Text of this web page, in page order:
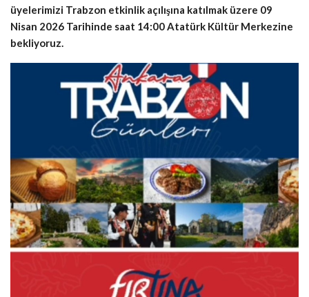
üyelerimizi Trabzon etkinlik açılışına katılmak üzere 09
Nisan 2026 Tarihinde saat 14:00 Atatürk Kültür Merkezine
bekliyoruz.